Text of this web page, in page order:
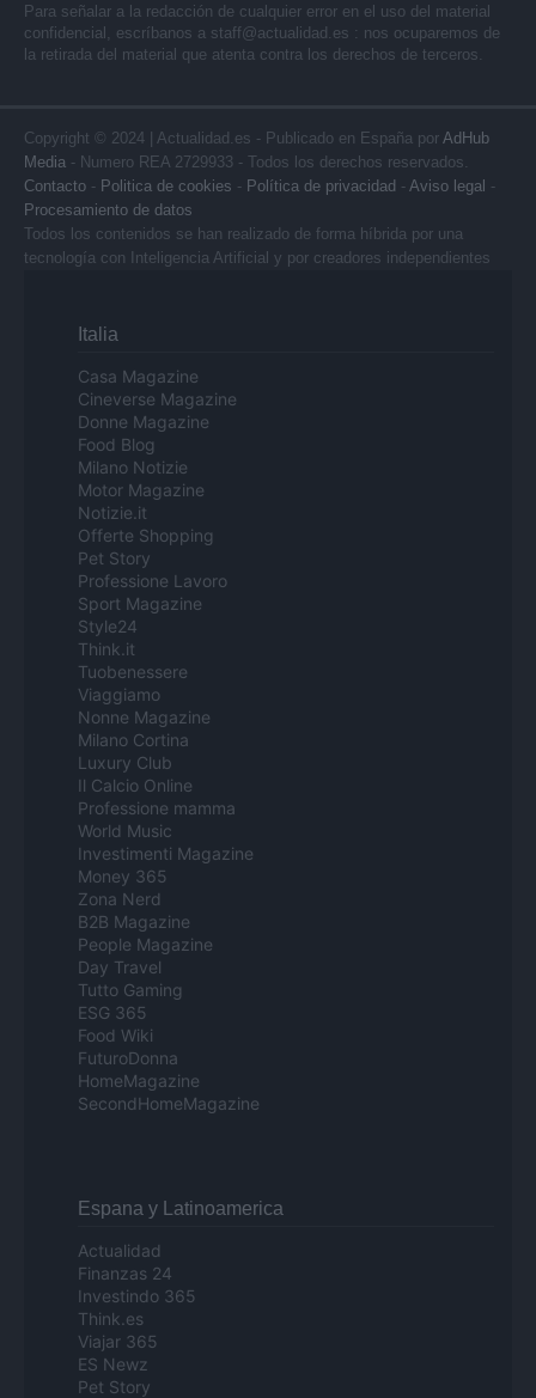
Para señalar a la redacción de cualquier error en el uso del material
confidencial, escríbanos a staff@actualidad.es : nos ocuparemos de
la retirada del material que atenta contra los derechos de terceros.
Copyright © 2024 | Actualidad.es - Publicado en España por AdHub
Media - Numero REA 2729933 - Todos los derechos reservados.
Contacto - Politica de cookies - Política de privacidad - Aviso legal -
Procesamiento de datos
Todos los contenidos se han realizado de forma híbrida por una
tecnología con Inteligencia Artificial y por creadores independientes
Italia
Casa Magazine
Cineverse Magazine
Donne Magazine
Food Blog
Milano Notizie
Motor Magazine
Notizie.it
Offerte Shopping
Pet Story
Professione Lavoro
Sport Magazine
Style24
Think.it
Tuobenessere
Viaggiamo
Nonne Magazine
Milano Cortina
Luxury Club
Il Calcio Online
Professione mamma
World Music
Investimenti Magazine
Money 365
Zona Nerd
B2B Magazine
People Magazine
Day Travel
Tutto Gaming
ESG 365
Food Wiki
FuturoDonna
HomeMagazine
SecondHomeMagazine
Espana y Latinoamerica
Actualidad
Finanzas 24
Investindo 365
Think.es
Viajar 365
ES Newz
Pet Story